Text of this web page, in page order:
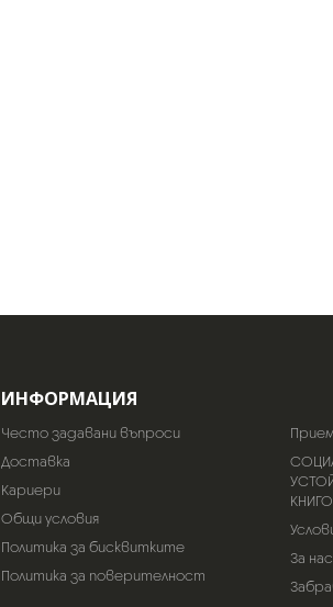
ИНФОРМАЦИЯ
Често задавани въпроси
Доставка
Кариери
Общи условия
Политика за бисквитките
Политика за поверителност
За нас